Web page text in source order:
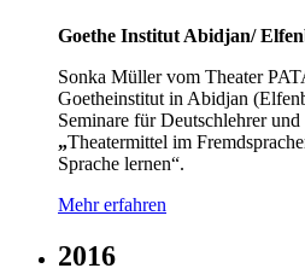
Goethe Institut Abidjan/
Sonka Müller vom Theater
Goetheinstitut in Abidjan
Seminare für Deutschlehrer
„Theatermittel im
Sprache lernen“.
Mehr erfahren
2016